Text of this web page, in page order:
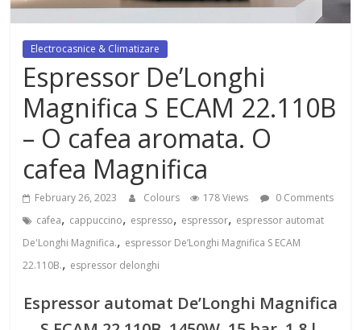
dispozitiv pentru tonifiere muschi
Electrocasnice & Climatizare
Espressor De’Longhi
Magnifica S ECAM 22.110B
– O cafea aromata. O
cafea Magnifica
February 26, 2023 Colours 178 Views
0 Comments
cafea, cappuccino, espresso, espressor, espressor automat
De'Longhi Magnifica., espressor De’Longhi Magnifica S ECAM
22.110B., espressor delonghi
Espressor automat De’Longhi Magnifica